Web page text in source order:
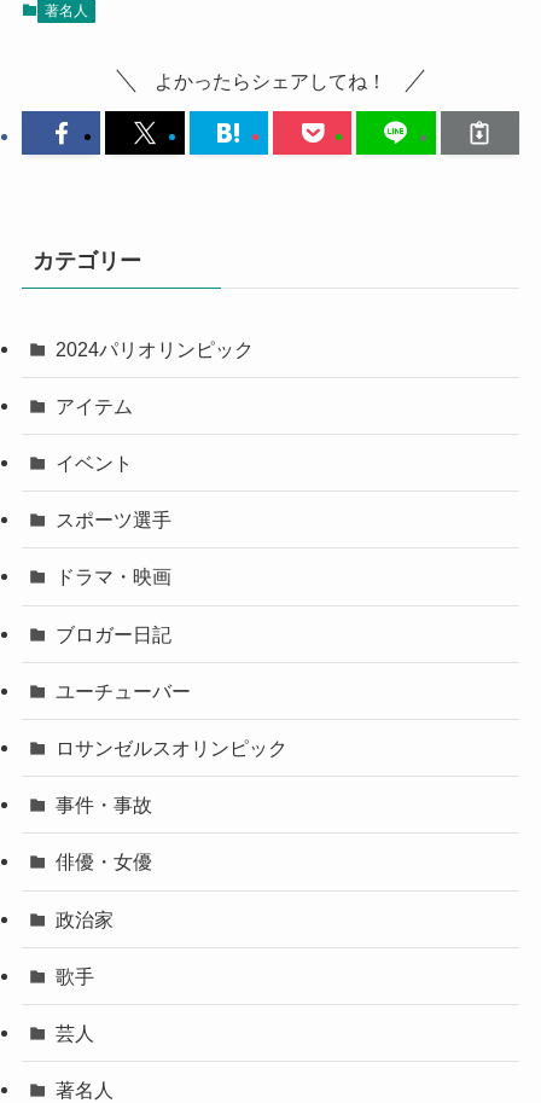
著名人
よかったらシェアしてね！
カテゴリー
2024パリオリンピック
アイテム
イベント
スポーツ選手
ドラマ・映画
ブロガー日記
ユーチューバー
ロサンゼルスオリンピック
事件・事故
俳優・女優
政治家
歌手
芸人
著名人